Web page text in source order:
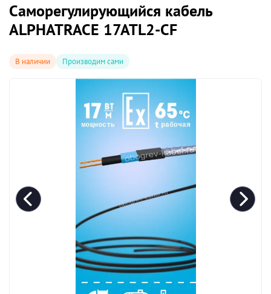
В наличии Производим сами
Саморегулирующийся кабель
ALPHATRACE 17ATL2-CF